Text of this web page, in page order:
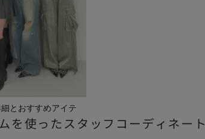
とおすすめアイテ
を使ったスタッフコーディネート